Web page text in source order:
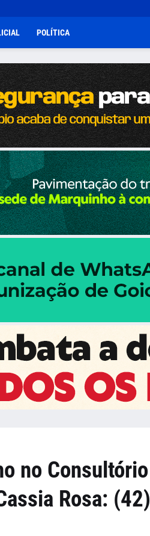
POLÍTICA
no Consultório
Rosa: (42)